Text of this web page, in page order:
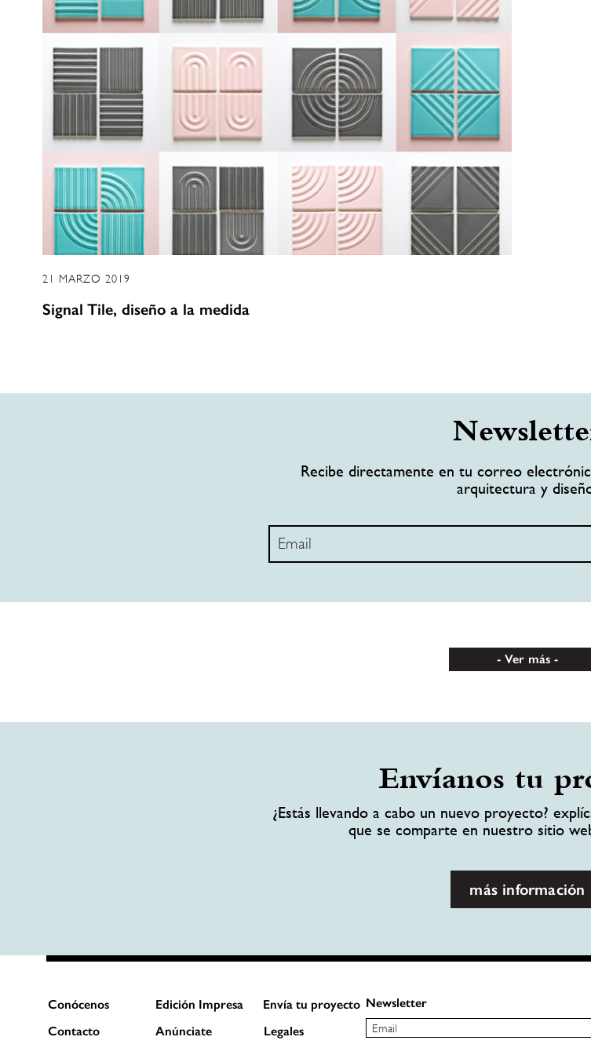
21 MARZO 2019
Signal Tile, diseño a la medida
Recibe directamente en tu correo
arquitectura y
Ver más
Envíanos tu
¿Estás llevando a cabo un nuevo proyecto?
que se comparte en nuestro sitio
más información
Conócenos Edición Impresa
Envía tu proyecto
Contacto
Anúnciate Legales
Newsletter